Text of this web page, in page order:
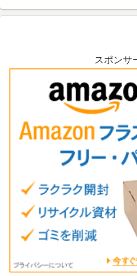
スポンサ